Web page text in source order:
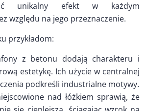
unikalny efekt w każdym
względu na jego przeznaczenie.
przykładom:
z betonu dodają charakteru i
estetykę. Ich użycie w centralnej
podkreśli industrialne motywy.
nad łóżkiem sprawią, że